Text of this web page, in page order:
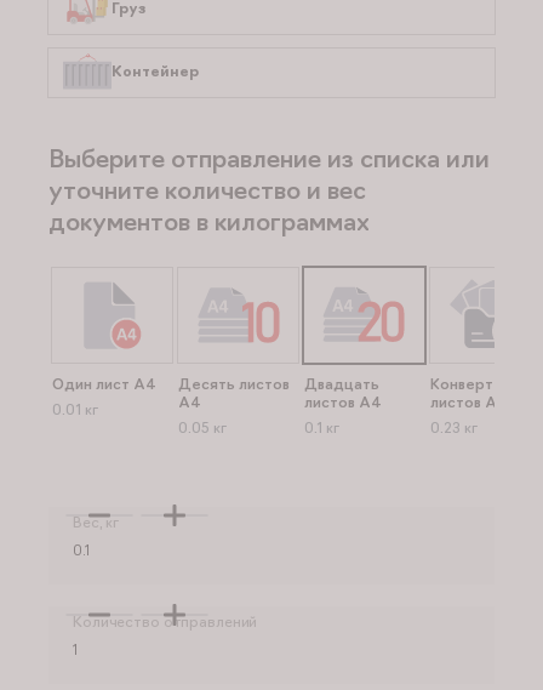
Груз
Контейнер
Выберите отправление из списка или
уточните количество и вес
документов в килограммах
Один лист А4
0.01 кг
Десять листов
А4
0.05 кг
Двадцать
листов А4
0.1 кг
Конверт до 40
листов А4
0.23 кг
Вес, кг
Количество отправлений